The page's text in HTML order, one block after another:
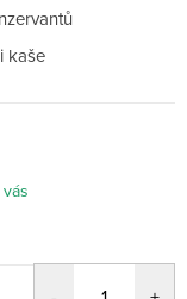
kaše